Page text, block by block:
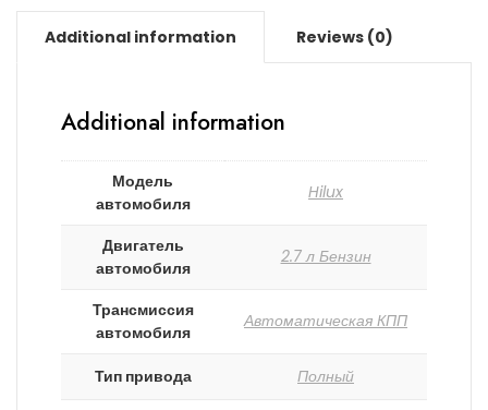
Additional information Reviews (0)
Additional information
Модель
автомобиля
Hilux
Двигатель
автомобиля
2.7 л Бензин
Трансмиссия
автомобиля
Автоматическая КПП
Тип привода Полный